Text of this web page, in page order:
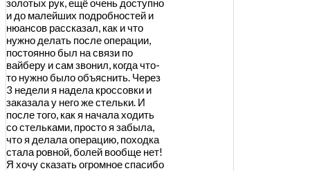
золотых рук, ещё очень доступно
и до малейших подробностей и
нюансов рассказал, как и что
нужно делать после операции,
постоянно был на связи по
вайберу и сам звонил, когда что-
то нужно было объяснить. Через
3 недели я надела кроссовки и
заказала у него же стельки. И
после того, как я начала ходить
со стельками, просто я забыла,
что я делала операцию, походка
стала ровной, болей вообще нет!
Я хочу сказать огромное спасибо